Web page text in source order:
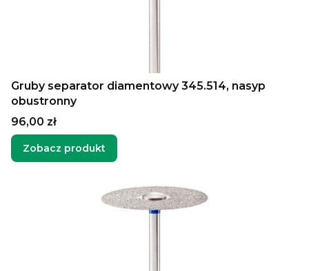
Gruby separator diamentowy 345.514, nasyp
obustronny
Cena
96,00 zł
Zobacz produkt